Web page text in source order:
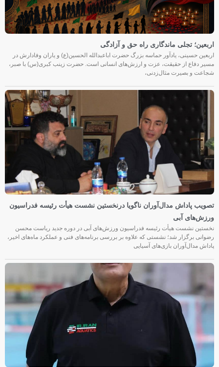
اربعین؛ تجلی ماندگاری راه حق و آزادگی
اربعین حسینی، یادآور حماسه بزرگ حضرت اباعبدالله الحسین(ع) و یاران وفادارش در
مسیر دفاع از حقیقت، عزت و ارزش‌های انسانی است. حضرت زینب کبری(س) با صبر،
شجاعت و بصیرت مثال‌زدنی،
تصویب پاداش مدال‌آوران ناگویا درنخستین نشست هیأت رئیسه فدراسیون
ورزش‌های آبی
نخستین نشست هیأت رئیسه فدراسیون ورزش‌های آبی در دوره جدید ریاست محسن
رضوانی برگزار شد؛ نشستی که علاوه بر بررسی برنامه‌های فنی و عملکرد ماه‌های اخیر،
پاداش مدال‌آوران بازی‌های آسیایی